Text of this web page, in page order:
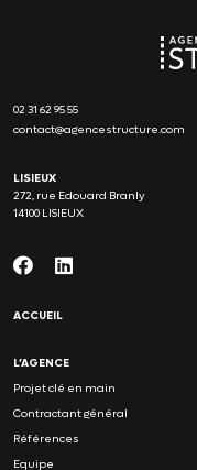
02 31 62 95 55
contact@agencestructure.com
LISIEUX
272, rue Edouard Branly
14100 LISIEUX
ACCUEIL
L’AGENCE
Projet clé en main
Contractant général
Références
Equipe